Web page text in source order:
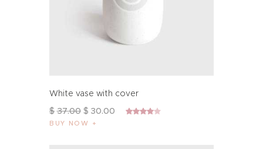
White vase with cover
$ 37.00 $ 30.00
BUY NOW